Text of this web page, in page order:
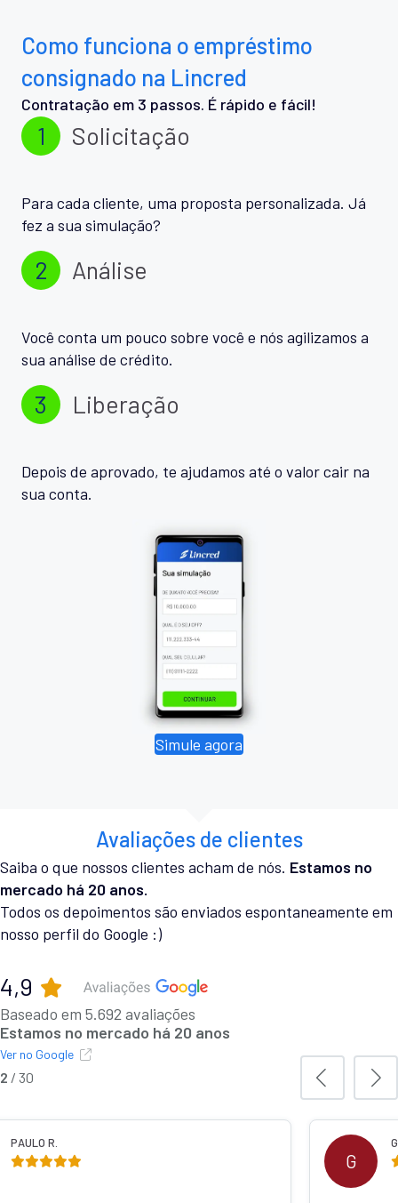
Como funciona o empréstimo
consignado na Lincred
Contratação em 3 passos. É rápido e fácil!
1 Solicitação
Para cada cliente, uma proposta personalizada. Já
fez a sua simulação?
2 Análise
Você conta um pouco sobre você e nós agilizamos a
sua análise de crédito.
3 Liberação
Depois de aprovado, te ajudamos até o valor cair na
sua conta.
Simule agora
Avaliações de clientes
Saiba o que nossos clientes acham de nós. Estamos no
mercado há 20 anos.
Todos os depoimentos são enviados espontaneamente em
nosso perfil do Google :)
4,9
Baseado em 5.692 avaliações
Estamos no mercado há 20 anos
Ver no Google
GABRIELA C.
M
3 / 30